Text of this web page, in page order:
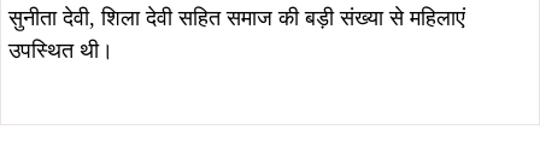
सुनीता देवी, शिला देवी सहित समाज की बड़ी संख्या से महिलाएं
उपस्थित थी।